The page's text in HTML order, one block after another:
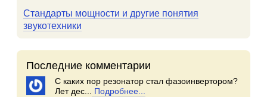
Стандарты мощности и другие понятия
звукотехники
Последние комментарии
С каких пор резонатор стал фазоинвертором?
Лет дес... Подробнее...